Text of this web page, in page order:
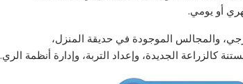
أو يومي.
والمجالس الموجودة في حديقة المنزل،
كالزراعة الجديدة، وإعداد التربة، وإدارة أنظمة الري.